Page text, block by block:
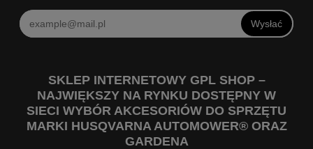
Wysłać
SKLEP INTERNETOWY GPL SHOP –
NAJWIĘKSZY NA RYNKU DOSTĘPNY W
SIECI WYBÓR AKCESORIÓW DO SPRZĘTU
MARKI HUSQVARNA AUTOMOWER® ORAZ
GARDENA